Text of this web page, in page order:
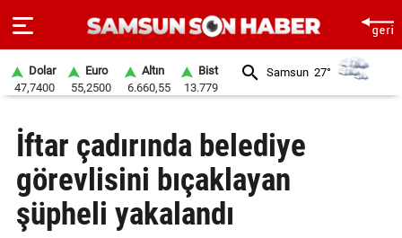
SAYFA
SAMSUN
HABER
Dolar
47,7400
Euro
55,2500
Altın
6.660,55
Bist
13.779
Samsun 27°
İftar çadırında belediye
görevlisini bıçaklayan
şüpheli yakalandı